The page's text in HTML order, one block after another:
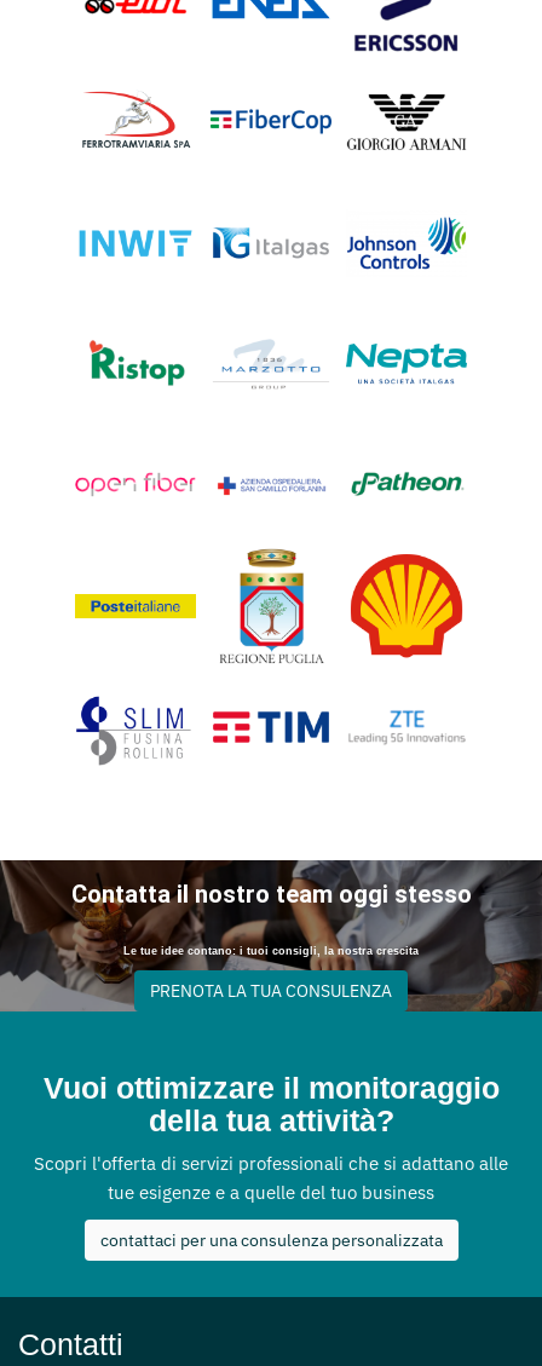
Contatta il nostro team oggi stesso
Le tue idee contano: i tuoi consigli, la nostra crescita
PRENOTA LA TUA CONSULENZA
Vuoi ottimizzare il monitoraggio
della tua attività?
Scopri l'offerta di servizi professionali che si adattano alle
tue esigenze e a quelle del tuo business
contattaci per una consulenza personalizzata
Contatti